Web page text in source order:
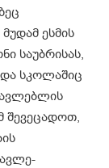
ესმის
საუბრისას,
სკოლაშიც
შევეცადოთ,